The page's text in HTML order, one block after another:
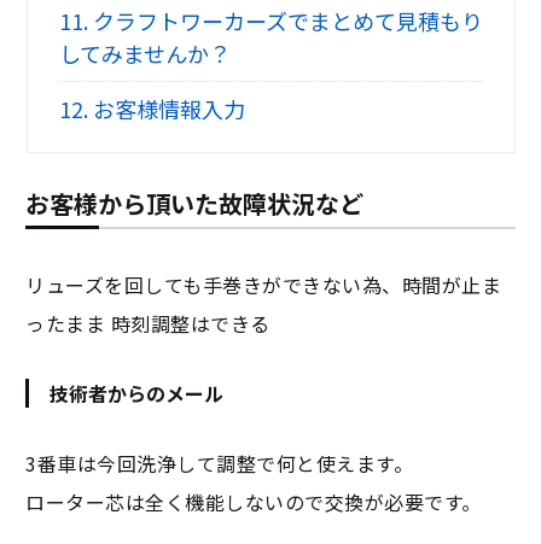
11.クラフトワーカーズでまとめて見積もり
してみませんか？
12.お客様情報入力
お客様から頂いた故障状況など
リューズを回しても手巻きができない為、時間が止ま
ったまま 時刻調整はできる
技術者からのメール
3番車は今回洗浄して調整で何と使えます。
ローター芯は全く機能しないので交換が必要です。